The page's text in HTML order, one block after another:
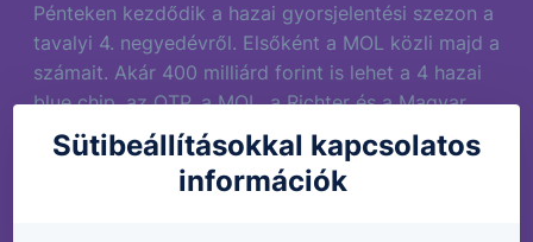
Pénteken kezdődik a hazai gyorsjelentési szezon a
tavalyi 4. negyedévről. Elsőként a MOL közli majd a
számait. Akár 400 milliárd forint is lehet a 4 hazai
blue chip, az OTP, a MOL, a Richter és a Magyar
Telekom profitja,...
Sütibeállításokkal kapcsolatos
információk